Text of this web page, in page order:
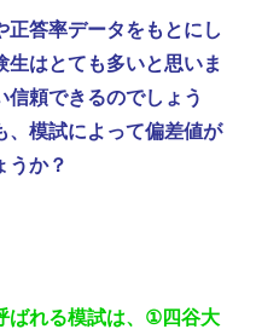
答率データをもとにし
はとても多いと思いま
頼できるのでしょう
模試によって偏差値が
うか？
れる模試は、 ①四谷大